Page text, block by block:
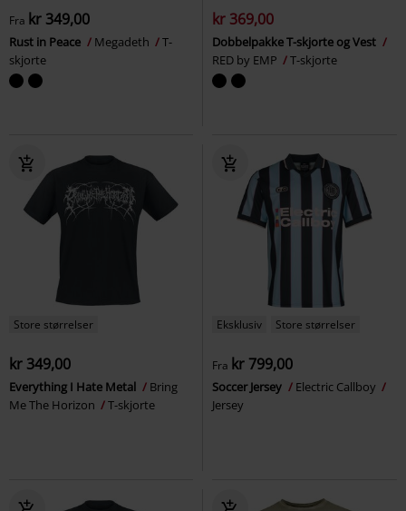
Fra kr 349,00
Rust in Peace Megadeth
T-
skjorte
kr 369,00
Dobbelpakke T-skjorte og Vest
RED by EMP
T-skjorte
Store størrelser
kr 349,00
Everything I Hate Metal
Bring
Me The Horizon
T-skjorte
Eksklusiv Store størrelser
Fra kr 799,00
Soccer Jersey
Electric Callboy
Jersey